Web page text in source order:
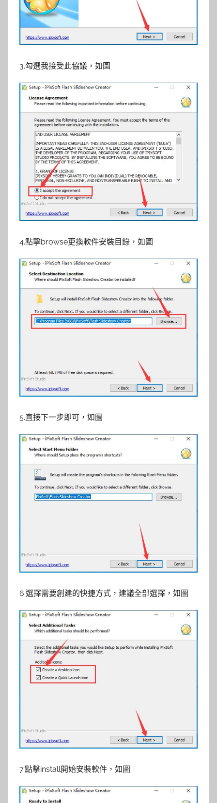
3.勾選我接受此協議，如圖
4.點擊browse更換軟件安裝目錄，如圖
5.直接下一步即可，如圖
6.選擇需要創建的快捷方式，建議全部選擇，如圖
7.點擊install開始安裝軟件，如圖